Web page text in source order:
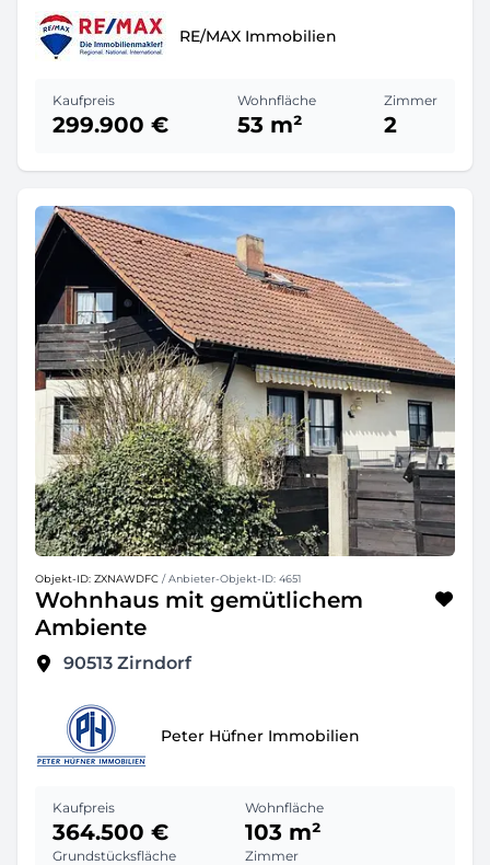
RE/MAX Immobilien
Kaufpreis
299.900 €
Wohnfläche
53 m²
Zimmer
2
Objekt-ID: ZXNAWDFC / Anbieter-Objekt-ID: 4651
Wohnhaus mit gemütlichem
Ambiente
90513 Zirndorf
Peter Hüfner Immobilien
Kaufpreis
364.500 €
Wohnfläche
103 m²
Grundstücksfläche Zimmer